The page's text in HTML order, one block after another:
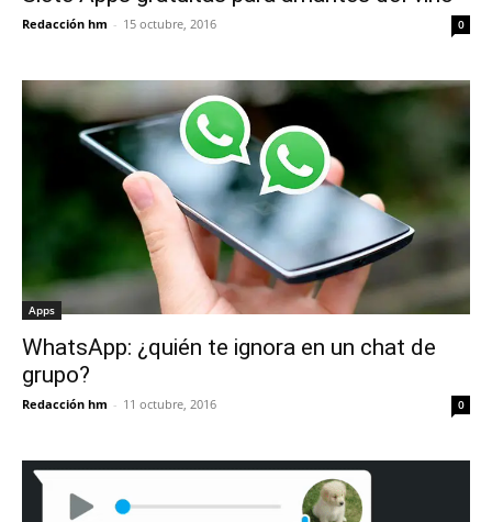
Redacción hm - 15 octubre, 2016 0
Apps
WhatsApp: ¿quién te ignora en un chat de
grupo?
Redacción hm - 11 octubre, 2016 0